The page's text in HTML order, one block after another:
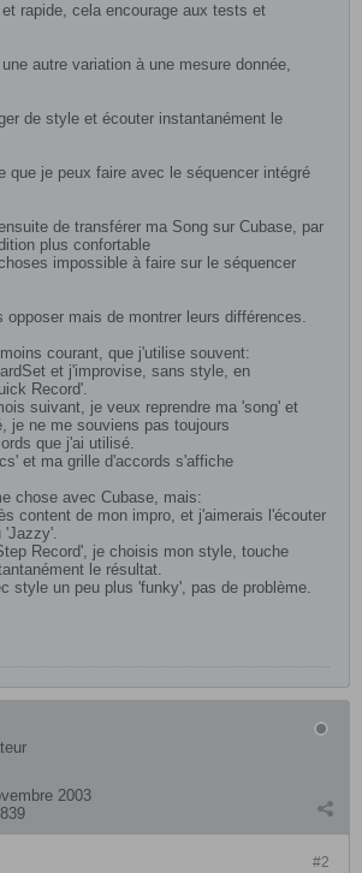
rapide, cela encourage aux tests et
autre variation à une mesure donnée,
de style et écouter instantanément le
que je peux faire avec le séquencer intégré
de transférer ma Song sur Cubase, par
plus confortable
impossible à faire sur le séquencer
opposer mais de montrer leurs différences.
courant, que j'utilise souvent:
et j'improvise, sans style, en
Record'.
suivant, je veux reprendre ma 'song' et
je ne me souviens pas toujours
que j'ai utilisé.
et ma grille d'accords s'affiche
chose avec Cubase, mais:
content de mon impro, et j'aimerais l'écouter
'Jazzy'.
Record', je choisis mon style, touche
le résultat.
style un peu plus 'funky', pas de problème.
2003
#2